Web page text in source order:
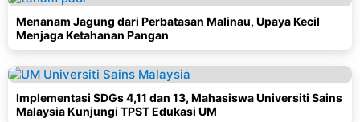
Menanam Jagung dari Perbatasan Malinau, Upaya Kecil
Menjaga Ketahanan Pangan
Implementasi SDGs 4,11 dan 13, Mahasiswa Universiti Sains
Malaysia Kunjungi TPST Edukasi UM